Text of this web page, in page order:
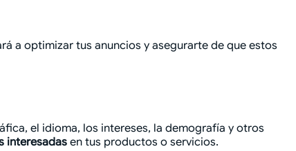
a optimizar tus anuncios y asegurarte de que estos
el idioma, los intereses, la demografía y otros
interesadas en tus productos o servicios.